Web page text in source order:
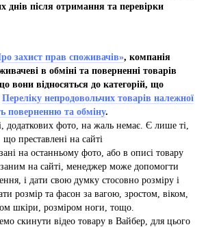
днів після отримання та перевірки
захист прав споживачів», компанія
в обміні та поверненні товарів
вони відносяться до категорій, що
Переліку непродовольчих товарів належної
поверненню та обміну.
додаткових фото, на жаль немає. Є лише ті,
що преставлені на сайті
на останньому фото, або в описі товару
на сайті, менеджер може допомогти
і дати свою думку стосовно розміру і
розмір та фасон за вагою, зростом, віком,
шкіри, розміром ноги, тощо.
скинути відео товару в Вайбер, для цього